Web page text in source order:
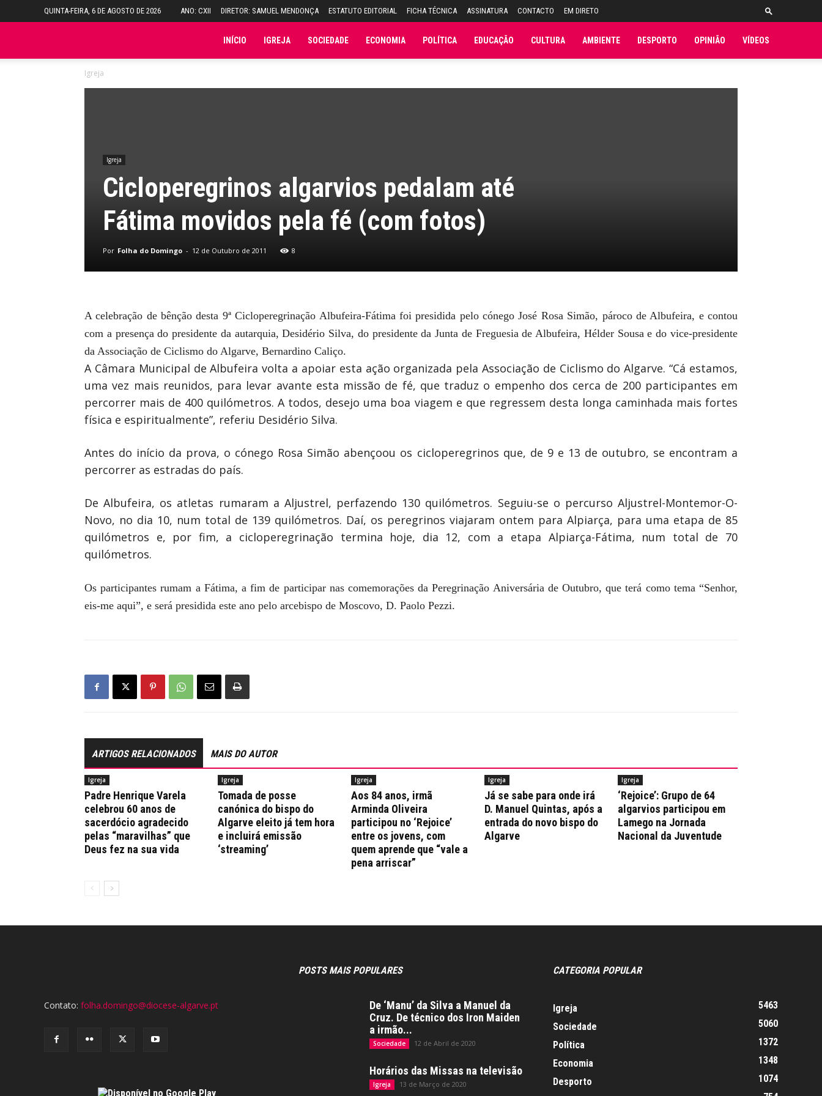
QUINTA-FEIRA, 6 DE AGOSTO DE 2026 ANO: CXII DIRETOR: SAMUEL MENDONÇA ESTATUTO EDITORIAL FICHA TÉCNICA ASSINATURA CONTACTO EM DIRETO
INÍCIO IGREJA SOCIEDADE ECONOMIA POLÍTICA EDUCAÇÃO CULTURA AMBIENTE DESPORTO OPINIÃO VÍDEOS
Igreja
Igreja
Cicloperegrinos algarvios pedalam até
Fátima movidos pela fé (com fotos)
Por Folha do Domingo - 12 de Outubro de 2011 8
A celebração de bênção desta 9ª Cicloperegrinação Albufeira-Fátima foi presidida pelo cónego José Rosa Simão, pároco de Albufeira, e contou
com a presença do presidente da autarquia, Desidério Silva, do presidente da Junta de Freguesia de Albufeira, Hélder Sousa e do vice-presidente
da Associação de Ciclismo do Algarve, Bernardino Caliço.
A Câmara Municipal de Albufeira volta a apoiar esta ação organizada pela Associação de Ciclismo do Algarve. “Cá estamos,
uma vez mais reunidos, para levar avante esta missão de fé, que traduz o empenho dos cerca de 200 participantes em
percorrer mais de 400 quilómetros. A todos, desejo uma boa viagem e que regressem desta longa caminhada mais fortes
física e espiritualmente”, referiu Desidério Silva.
Antes do início da prova, o cónego Rosa Simão abençoou os cicloperegrinos que, de 9 e 13 de outubro, se encontram a
percorrer as estradas do país.
De Albufeira, os atletas rumaram a Aljustrel, perfazendo 130 quilómetros. Seguiu-se o percurso Aljustrel-Montemor-O-
Novo, no dia 10, num total de 139 quilómetros. Daí, os peregrinos viajaram ontem para Alpiarça, para uma etapa de 85
quilómetros e, por fim, a cicloperegrinação termina hoje, dia 12, com a etapa Alpiarça-Fátima, num total de 70
quilómetros.
Os participantes rumam a Fátima, a fim de participar nas comemorações da Peregrinação Aniversária de Outubro, que terá como tema “Senhor,
eis-me aqui”, e será presidida este ano pelo arcebispo de Moscovo, D. Paolo Pezzi.
ARTIGOS RELACIONADOS MAIS DO AUTOR
Igreja
Padre Henrique Varela
celebrou 60 anos de
sacerdócio agradecido
pelas “maravilhas” que
Deus fez na sua vida
Igreja
Tomada de posse
canónica do bispo do
Algarve eleito já tem hora
e incluirá emissão
‘streaming’
Igreja
Aos 84 anos, irmã
Arminda Oliveira
participou no ‘Rejoice’
entre os jovens, com
quem aprende que “vale a
pena arriscar”
Igreja
Já se sabe para onde irá
D. Manuel Quintas, após a
entrada do novo bispo do
Algarve
Igreja
‘Rejoice’: Grupo de 64
algarvios participou em
Lamego na Jornada
Nacional da Juventude
Contato: folha.domingo@diocese-algarve.pt
POSTS MAIS POPULARES
De ‘Manu’ da Silva a Manuel da
Cruz. De técnico dos Iron Maiden
a irmão...
Sociedade 12 de Abril de 2020
Horários das Missas na televisão
Igreja 13 de Março de 2020
CATEGORIA POPULAR
Igreja
5463
Sociedade
5060
Política
1372
Economia
1348
Desporto
1074